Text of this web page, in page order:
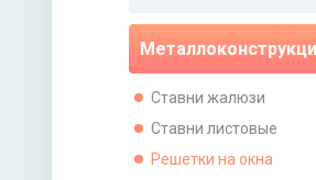
Ставни жалюзи
Ставни листовые
Решетки на окна